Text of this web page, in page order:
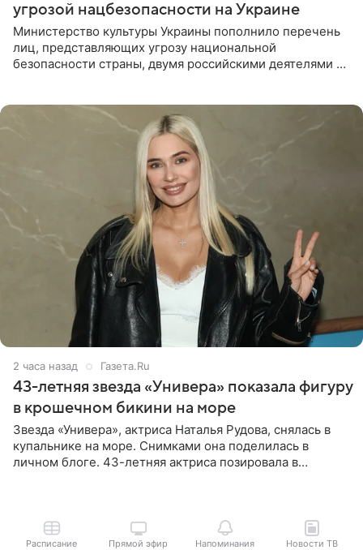
угрозой нацбезопасности на Украине
Министерство культуры Украины пополнило перечень
лиц, представляющих угрозу национальной
безопасности страны, двумя российскими деятелями —
2 часа назад Газета.Ru
43-летняя звезда «Универа» показала фигуру
в крошечном бикини на море
Звезда «Универа», актриса Наталья Рудова, снялась в
купальнике на море. Снимками она поделилась в
личном блоге. 43-летняя актриса позировала в
Расписание Прямой эфир Напоминания Новости ТВ